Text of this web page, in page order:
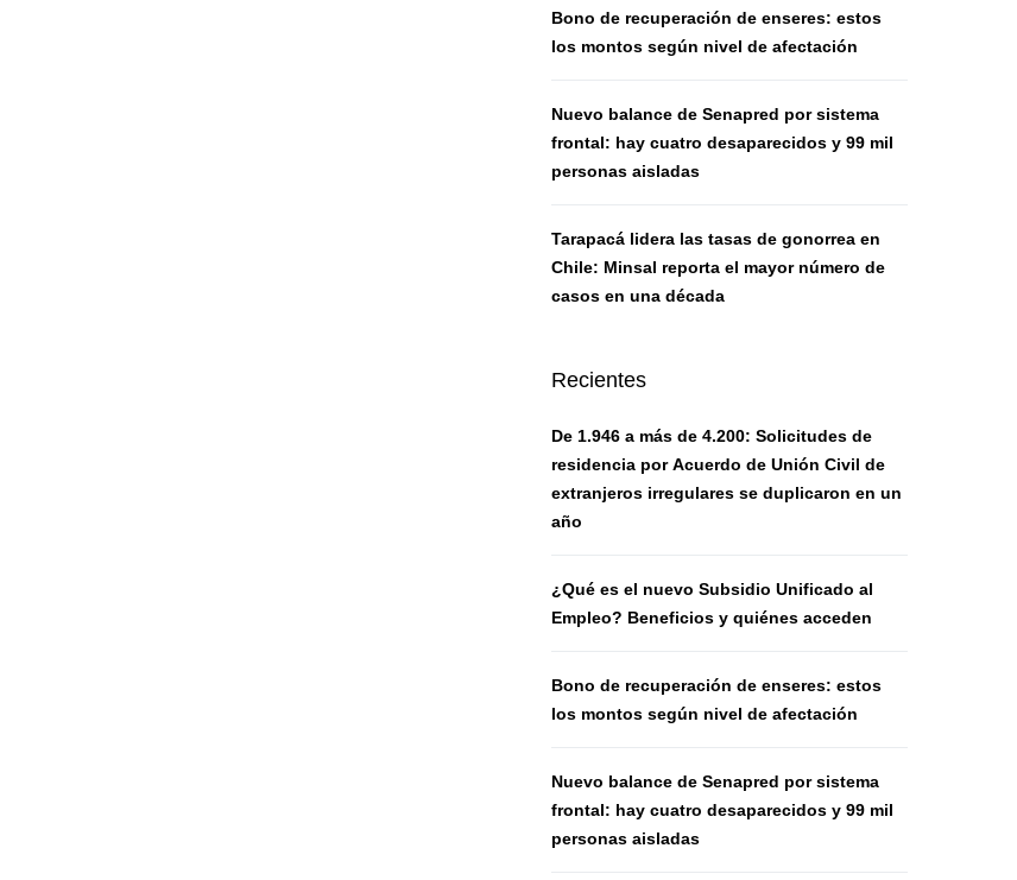
Bono de recuperación de enseres: estos
los montos según nivel de afectación
Nuevo balance de Senapred por sistema
frontal: hay cuatro desaparecidos y 99 mil
personas aisladas
Tarapacá lidera las tasas de gonorrea en
Chile: Minsal reporta el mayor número de
casos en una década
Recientes
De 1.946 a más de 4.200: Solicitudes de
residencia por Acuerdo de Unión Civil de
extranjeros irregulares se duplicaron en un
año
¿Qué es el nuevo Subsidio Unificado al
Empleo? Beneficios y quiénes acceden
Bono de recuperación de enseres: estos
los montos según nivel de afectación
Nuevo balance de Senapred por sistema
frontal: hay cuatro desaparecidos y 99 mil
personas aisladas